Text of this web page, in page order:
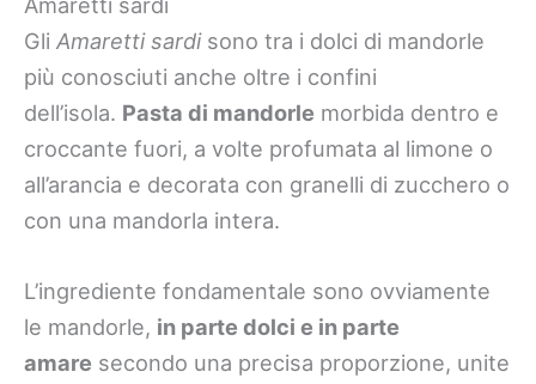
Gli Amaretti sardisono tra i dolci di mandorle
più conosciuti anche oltre i confini
dell’isola. Pasta di mandorle morbida dentro e
croccante fuori, a volte profumata al limone o
all’arancia e decorata con granelli di zucchero o
con una mandorla intera.
L’ingrediente fondamentale sono ovviamente
le mandorle, in parte dolci e in parte
amare secondo una precisa proporzione, unite